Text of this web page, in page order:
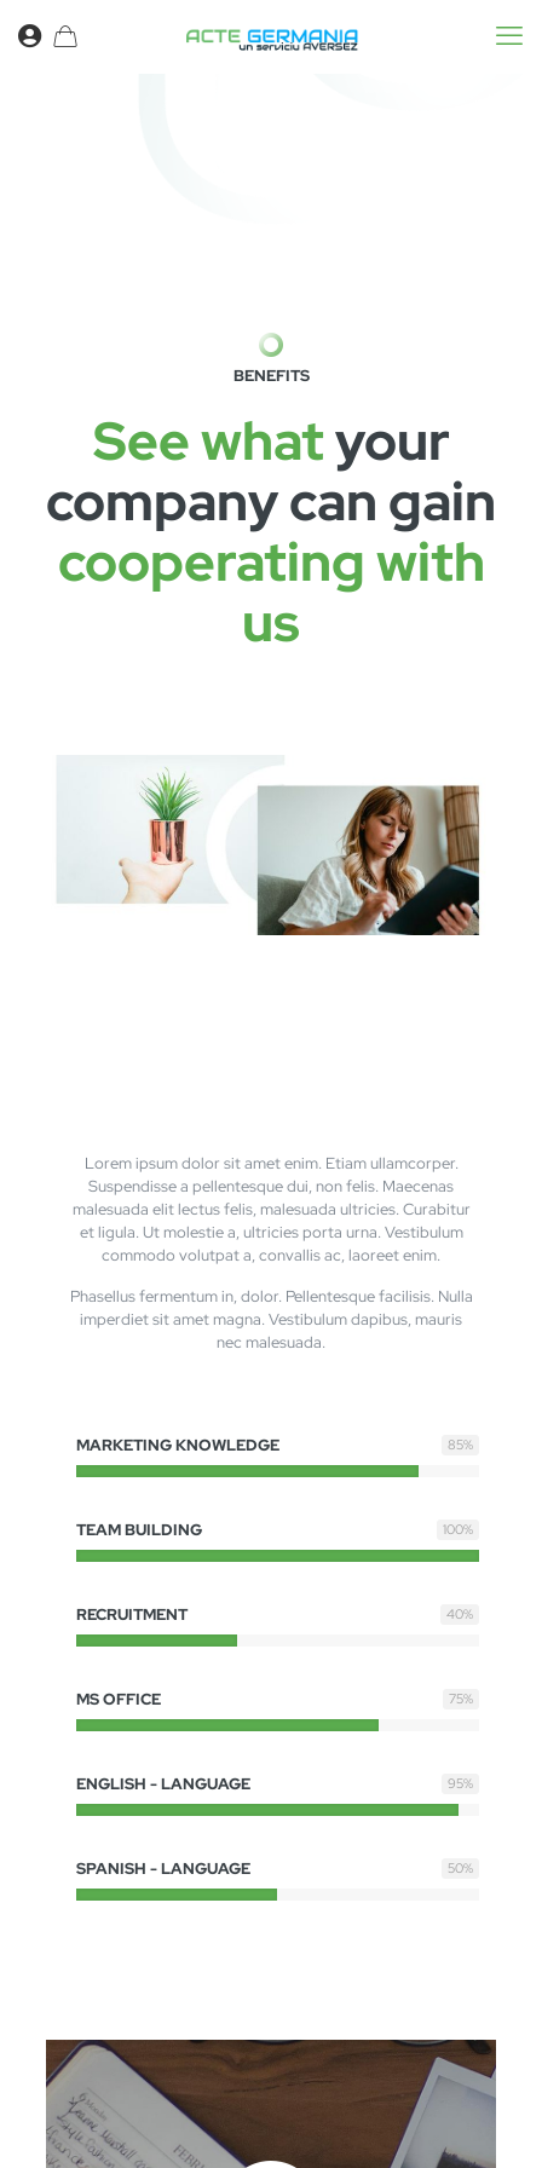
BENEFITS
See whatyour
company can gain
cooperating with
us
Lorem ipsum dolor sit amet enim. Etiam ullamcorper.
Suspendisse a pellentesque dui, non felis. Maecenas
malesuada elit lectus felis, malesuada ultricies. Curabitur
et ligula. Ut molestie a, ultricies porta urna. Vestibulum
commodo volutpat a, convallis ac, laoreet enim.
Phasellus fermentum in, dolor. Pellentesque facilisis. Nulla
imperdiet sit amet magna. Vestibulum dapibus, mauris
nec malesuada.
MARKETING KNOWLEDGE 85%
TEAM BUILDING 100%
RECRUITMENT 40%
MS OFFICE 75%
ENGLISH - LANGUAGE 95%
SPANISH - LANGUAGE 50%